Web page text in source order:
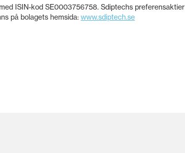
ISIN-kod SE0003756758. Sdiptechs preferensaktier
på bolagets hemsida: www.sdiptech.se